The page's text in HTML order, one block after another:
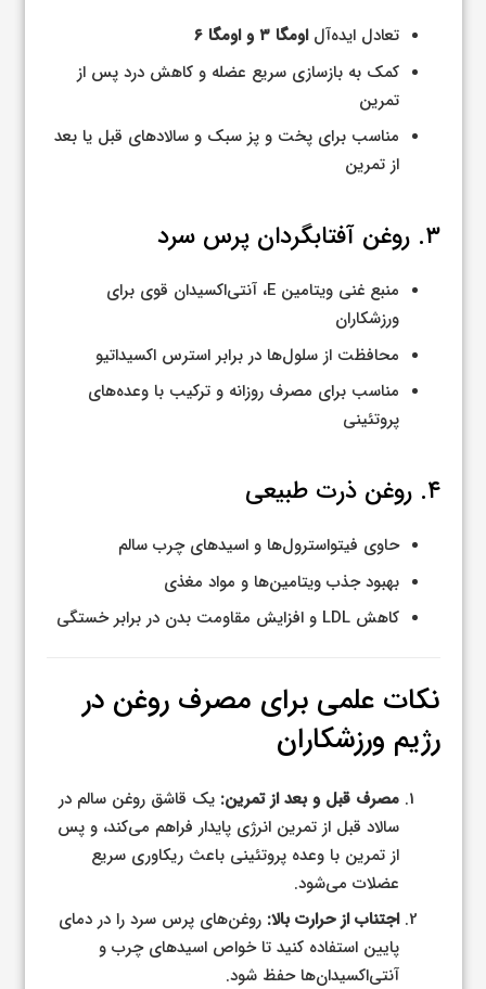
تعادل ایده‌آلاومگا ۳ و اومگا ۶
کمک به بازسازی سریع عضله و کاهش درد پس از
تمرین
مناسب برای پخت و پز سبک و سالادهای قبل یا بعد
از تمرین
۳. روغن آفتابگردان پرس سرد
منبع غنی ویتامین E، آنتی‌اکسیدان قوی برای
ورزشکاران
محافظت از سلول‌ها در برابر استرس اکسیداتیو
مناسب برای مصرف روزانه و ترکیب با وعده‌های
پروتئینی
۴. روغن ذرت طبیعی
حاوی فیتواسترول‌ها و اسیدهای چرب سالم
بهبود جذب ویتامین‌ها و مواد مغذی
کاهش LDL و افزایش مقاومت بدن در برابر خستگی
نکات علمی برای مصرف روغن در
رژیم ورزشکاران
مصرف قبل و بعد از تمرین: یک قاشق روغن سالم در
سالاد قبل از تمرین انرژی پایدار فراهم می‌کند، و پس
از تمرین با وعده پروتئینی باعث ریکاوری سریع
عضلات می‌شود.
اجتناب از حرارت بالا: روغن‌های پرس سرد را در دمای
پایین استفاده کنید تا خواص اسیدهای چرب و
آنتی‌اکسیدان‌ها حفظ شود.